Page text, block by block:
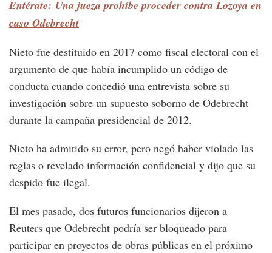
Entérate: Una jueza prohíbe proceder contra Lozoya en
caso Odebrecht
Nieto fue destituido en 2017 como fiscal electoral con el
argumento de que había incumplido un código de
conducta cuando concedió una entrevista sobre su
investigación sobre un supuesto soborno de Odebrecht
durante la campaña presidencial de 2012.
Nieto ha admitido su error, pero negó haber violado las
reglas o revelado información confidencial y dijo que su
despido fue ilegal.
El mes pasado, dos futuros funcionarios dijeron a
Reuters que Odebrecht podría ser bloqueado para
participar en proyectos de obras públicas en el próximo